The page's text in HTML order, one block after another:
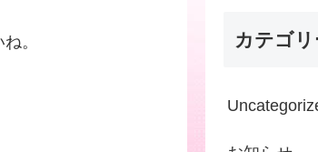
。
カテゴリ